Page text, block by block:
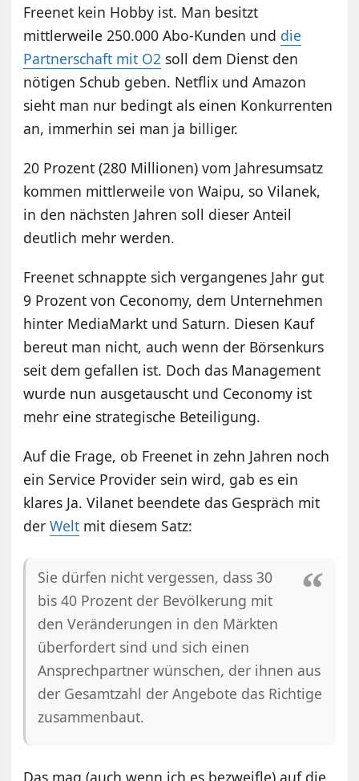
Freenet kein Hobby ist. Man besitzt
mittlerweile 250.000 Abo-Kunden und die
Partnerschaft mit O2 soll dem Dienst den
nötigen Schub geben. Netflix und Amazon
sieht man nur bedingt als einen Konkurrenten
an, immerhin sei man ja billiger.
20 Prozent (280 Millionen) vom Jahresumsatz
kommen mittlerweile von Waipu, so Vilanek,
in den nächsten Jahren soll dieser Anteil
deutlich mehr werden.
Freenet schnappte sich vergangenes Jahr gut
9 Prozent von Ceconomy, dem Unternehmen
hinter MediaMarkt und Saturn. Diesen Kauf
bereut man nicht, auch wenn der Börsenkurs
seit dem gefallen ist. Doch das Management
wurde nun ausgetauscht und Ceconomy ist
mehr eine strategische Beteiligung.
Auf die Frage, ob Freenet in zehn Jahren noch
ein Service Provider sein wird, gab es ein
klares Ja. Vilanet beendete das Gespräch mit
derWelt mit diesem Satz:
Sie dürfen nicht vergessen, dass 30
bis 40 Prozent der Bevölkerung mit
den Veränderungen in den Märkten
überfordert sind und sich einen
Ansprechpartner wünschen, der ihnen aus
der Gesamtzahl der Angebote das Richtige
zusammenbaut.
Das mag (auch wenn ich es bezweifle) auf die